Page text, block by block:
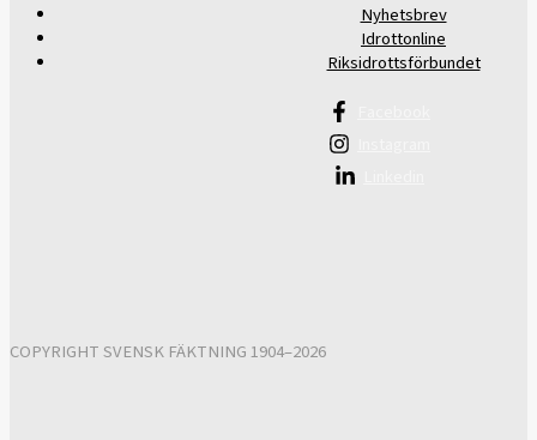
Nyhetsbrev
Idrottonline
Riksidrottsförbundet
COPYRIGHT SVENSK FÄKTNING 1904–2026